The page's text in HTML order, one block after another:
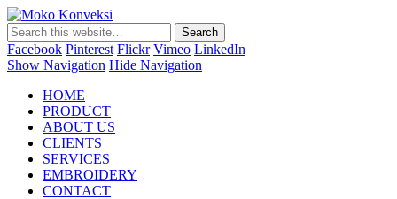
Jasa Bordir Komputer & Seragam Custom
Facebook Pinterest Flickr Vimeo LinkedIn
Show Navigation Hide Navigation
HOME
PRODUCT
ABOUT US
CLIENTS
SERVICES
EMBROIDERY
CONTACT